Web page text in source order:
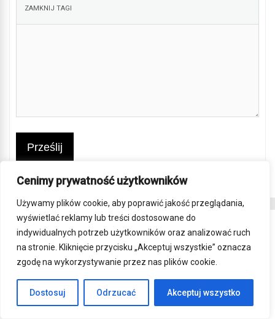
Cenimy prywatność użytkowników
Używamy plików cookie, aby poprawić jakość przeglądania,
wyświetlać reklamy lub treści dostosowane do
indywidualnych potrzeb użytkowników oraz analizować ruch
na stronie. Kliknięcie przycisku „Akceptuj wszystkie” oznacza
zgodę na wykorzystywanie przez nas plików cookie.
Dostosuj Odrzucać Akceptuj wszystko
Prześlij
BLOG
Zamienniki silnika GY6 Honda z katalogu Moretti Parts
– nowe życie dla twojego skutera
2024-09-03 Jeden komentarz